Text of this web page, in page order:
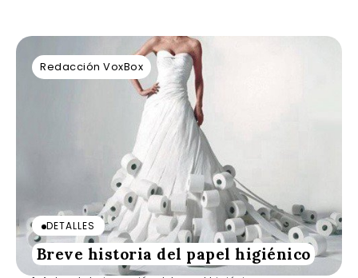
Redacción VoxBox
DETALLES
Breve historia del papel higiénico